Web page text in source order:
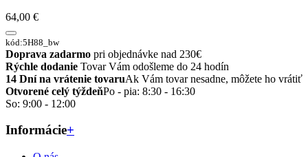
64,00 €
kód:5H88_bw
Doprava zadarmo pri objednávke nad 230€
Rýchle dodanie Tovar Vám odošleme do 24 hodín
14 Dní na vrátenie tovaruAk Vám tovar nesadne, môžete ho vrátiť
Otvorené celý týždeňPo - pia: 8:30 - 16:30
So: 9:00 - 12:00
Informácie+